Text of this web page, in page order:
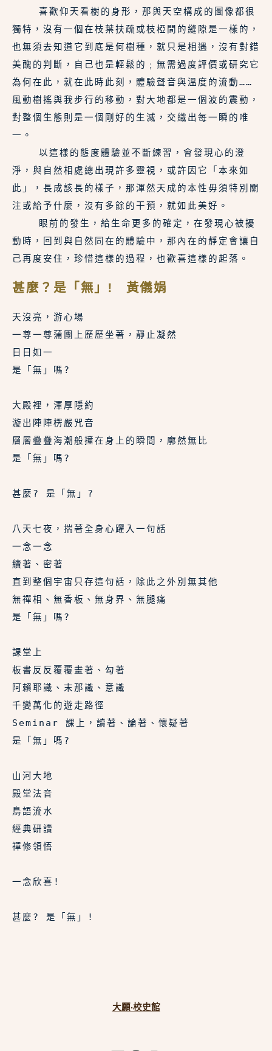
獨特，沒有一個在枝葉扶疏或枝椏間的縫隙是一樣的，
也無須去知道它到底是何樹種，就只是相遇，沒有對錯
美醜的判斷，自己也是輕鬆的﹔無需過度評價或研究它
為何在此，就在此時此刻，體驗聲音與溫度的流動……
風動樹搖與我步行的移動，對大地都是一個波的震動，
對整個生態則是一個剛好的生滅，交織出每一瞬的唯
一。
淨，與自然相處總出現許多靈視，或許因它「本來如
此」，長成該長的樣子，那渾然天成的本性毋須特別關
注或給予什麼，沒有多餘的干預，就如此美好。
動時，回到與自然同在的體驗中，那內在的靜定會讓自
己再度安住，珍惜這樣的過程，也歡喜這樣的起落。
甚麼？是「無」! 黃儀娟
天沒亮，游心場
一尊一尊蒲團上歷歷坐著，靜止凝然
日日如一
是「無」嗎?
大殿裡，渾厚隱約
漩出陣陣楞嚴咒音
層層疊疊海潮般撞在身上的瞬間，廓然無比
是「無」嗎?
甚麼? 是「無」?
八天七夜，揣著全身心躍入一句話
一念一念
續著、密著
直到整個宇宙只存這句話，除此之外別無其他
無禪相、無香板、無身界、無腿痛
是「無」嗎?
課堂上
板書反反覆覆畫著、勾著
阿賴耶識、末那識、意識
千變萬化的遊走路徑
Seminar 課上，讀著、論著、懷疑著
是「無」嗎?
山河大地
殿堂法音
鳥語流水
經典研讀
禪修領悟
一念欣喜!
甚麼? 是「無」!
大願·校史館